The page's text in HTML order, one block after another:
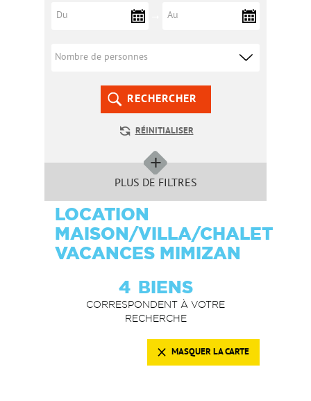
RECHERCHER
RÉINITIALISER
PLUS DE FILTRES
LOCATION
MAISON/VILLA/CHALET
VACANCES MIMIZAN
4 BIENS
CORRESPONDENT À VOTRE
RECHERCHE
MASQUER LA CARTE